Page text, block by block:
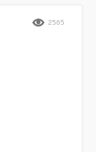
2565